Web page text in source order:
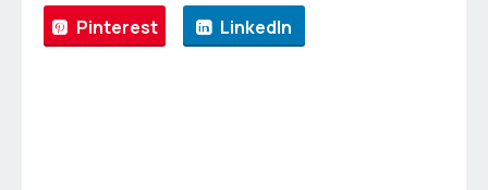
Pinterest LinkedIn